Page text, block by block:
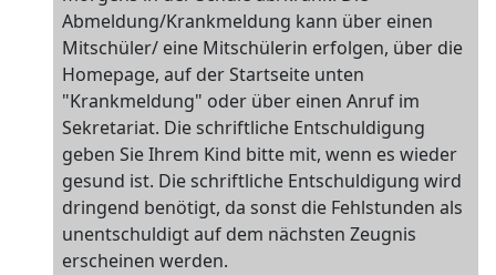
Abmeldung/Krankmeldung kann über einen
Mitschüler/ eine Mitschülerin erfolgen, über die
Homepage, auf der Startseite unten
"Krankmeldung" oder über einen Anruf im
Sekretariat. Die schriftliche Entschuldigung
geben Sie Ihrem Kind bitte mit, wenn es wieder
gesund ist. Die schriftliche Entschuldigung wird
dringend benötigt, da sonst die Fehlstunden als
unentschuldigt auf dem nächsten Zeugnis
erscheinen werden.